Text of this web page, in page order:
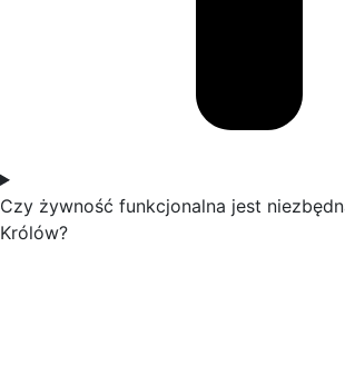
Czy żywność funkcjonalna jest
Królów?